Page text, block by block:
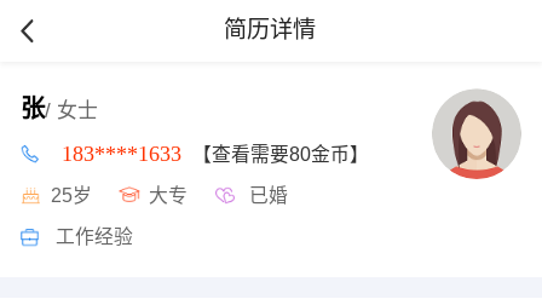
简历详情
张/ 女士
183****1633 【查看需要80金币】
25岁 大专 已婚
工作经验